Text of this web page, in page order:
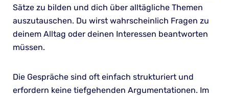
Sätze zu bilden und dich über alltägliche Themen
auszutauschen. Du wirst wahrscheinlich Fragen zu
deinem Alltag oder deinen Interessen beantworten
müssen.
Die Gespräche sind oft einfach strukturiert und
erfordern keine tiefgehenden Argumentationen. Im